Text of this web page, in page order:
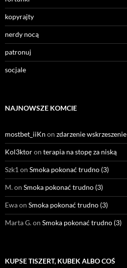
kopyrajty
nerdy nocą
patronuj
socjale
NAJNOWSZE KOMCIE
mostbet_iiKn on zdarzenie wskrzeszenie
Kol3ktoron terapia na stopę za niską
Szk1on Smoka pokonać trudno (3)
M.on Smoka pokonać trudno (3)
Ewaon Smoka pokonać trudno (3)
Marta G.on Smoka pokonać trudno (3)
KUPSE TISZERT, KUBEK ALBO COŚ